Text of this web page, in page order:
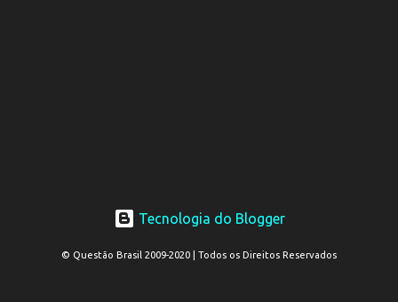
Tecnologia do Blogger
© Questão Brasil 2009-2020 | Todos os Direitos Reservados